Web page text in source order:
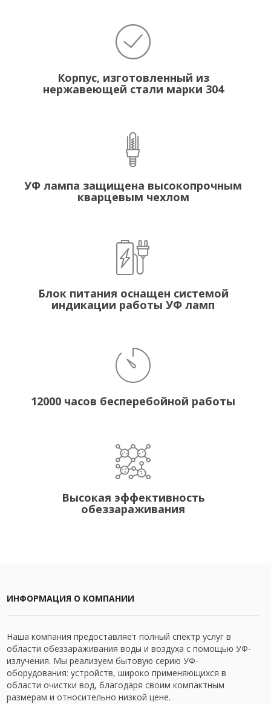
Корпус, изготовленный из
нержавеющей стали марки 304
УФ лампа защищена высокопрочным
кварцевым чехлом
Блок питания оснащен системой
индикации работы УФ ламп
12000 часов бесперебойной работы
Высокая эффективность
обеззараживания
ИНФОРМАЦИЯ О КОМПАНИИ
Наша компания предоставляет полный спектр услуг в
области обеззараживания воды и воздуха с помощью УФ-
излучения. Мы реализуем бытовую серию УФ-
оборудования: устройств, широко применяющихся в
области очистки вод, благодаря своим компактным
размерам и относительно низкой цене.